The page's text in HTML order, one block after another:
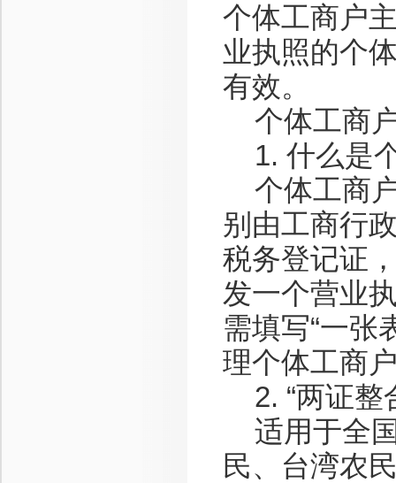
个体工商户
业执照的个
有效。
个体工商户
1. 什么是
个体工商户
别由工商行
税务登记证
发一个营业
需填写“一张
理个体工商
2. “两证整
适用于全
民、台湾农